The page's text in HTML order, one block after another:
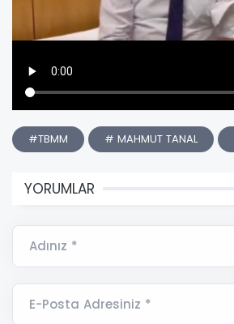
#TBMM # MAHMUT TANAL
YORUMLAR
Adınız *
E-Posta Adresiniz *